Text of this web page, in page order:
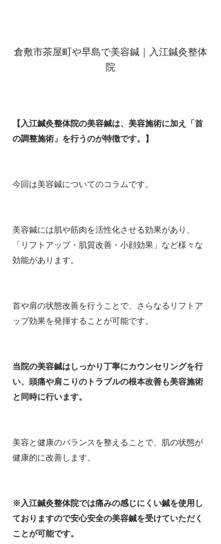
倉敷市茶屋町や早島で美容鍼｜入江鍼灸整体
院
【入江鍼灸整体院の美容鍼は、美容施術に加え「首
の調整施術」を行うのが特徴です。】
今回は美容鍼についてのコラムです。
美容鍼には肌や筋肉を活性化させる効果があり、
「リフトアップ・肌質改善・小顔効果」など様々な
効能があります。
首や肩の状態改善を行うことで、さらなるリフトア
ップ効果を発揮することが可能です。
当院の美容鍼はしっかり丁寧にカウンセリングを行
い、頭痛や肩こりのトラブルの根本改善も美容施術
と同時に行います。
美容と健康のバランスを整えることで、肌の状態が
健康的に改善します。
※入江鍼灸整体院では痛みの感じにくい鍼を使用し
ておりますので安心安全の美容鍼を受けていただく
ことが可能です。